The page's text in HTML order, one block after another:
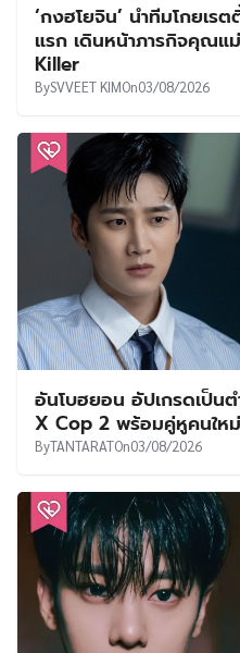
‘กงฮโยจิน’ นำทีมโกยเ
แรก เดินหน้าภารกิจคุณแ
Killer
BySVVEET KIMOn03/08/2026
อันโบฮยอน อัปเกรดเป็น
X Cop 2 พร้อมคู่หูคนให
ByTANTARATOn03/08/2026